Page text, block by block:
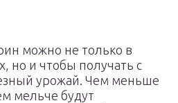
можно не только в
но и чтобы получать с
урожай. Чем меньше
мельче будут